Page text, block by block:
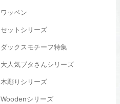
ワッペン
セットシリーズ
ダックスモチーフ特集
大人気ブタさんシリーズ
木彫りシリーズ
Woodenシリーズ